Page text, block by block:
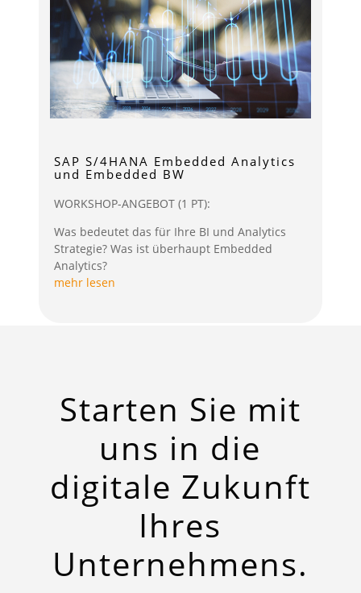
SAP S/4HANA Embedded Analytics
und Embedded BW
WORKSHOP-ANGEBOT (1 PT):
Was bedeutet das für Ihre BI und Analytics
Strategie? Was ist überhaupt Embedded
Analytics?
mehr lesen
Starten Sie mit
uns in die
digitale Zukunft
Ihres
Unternehmens.